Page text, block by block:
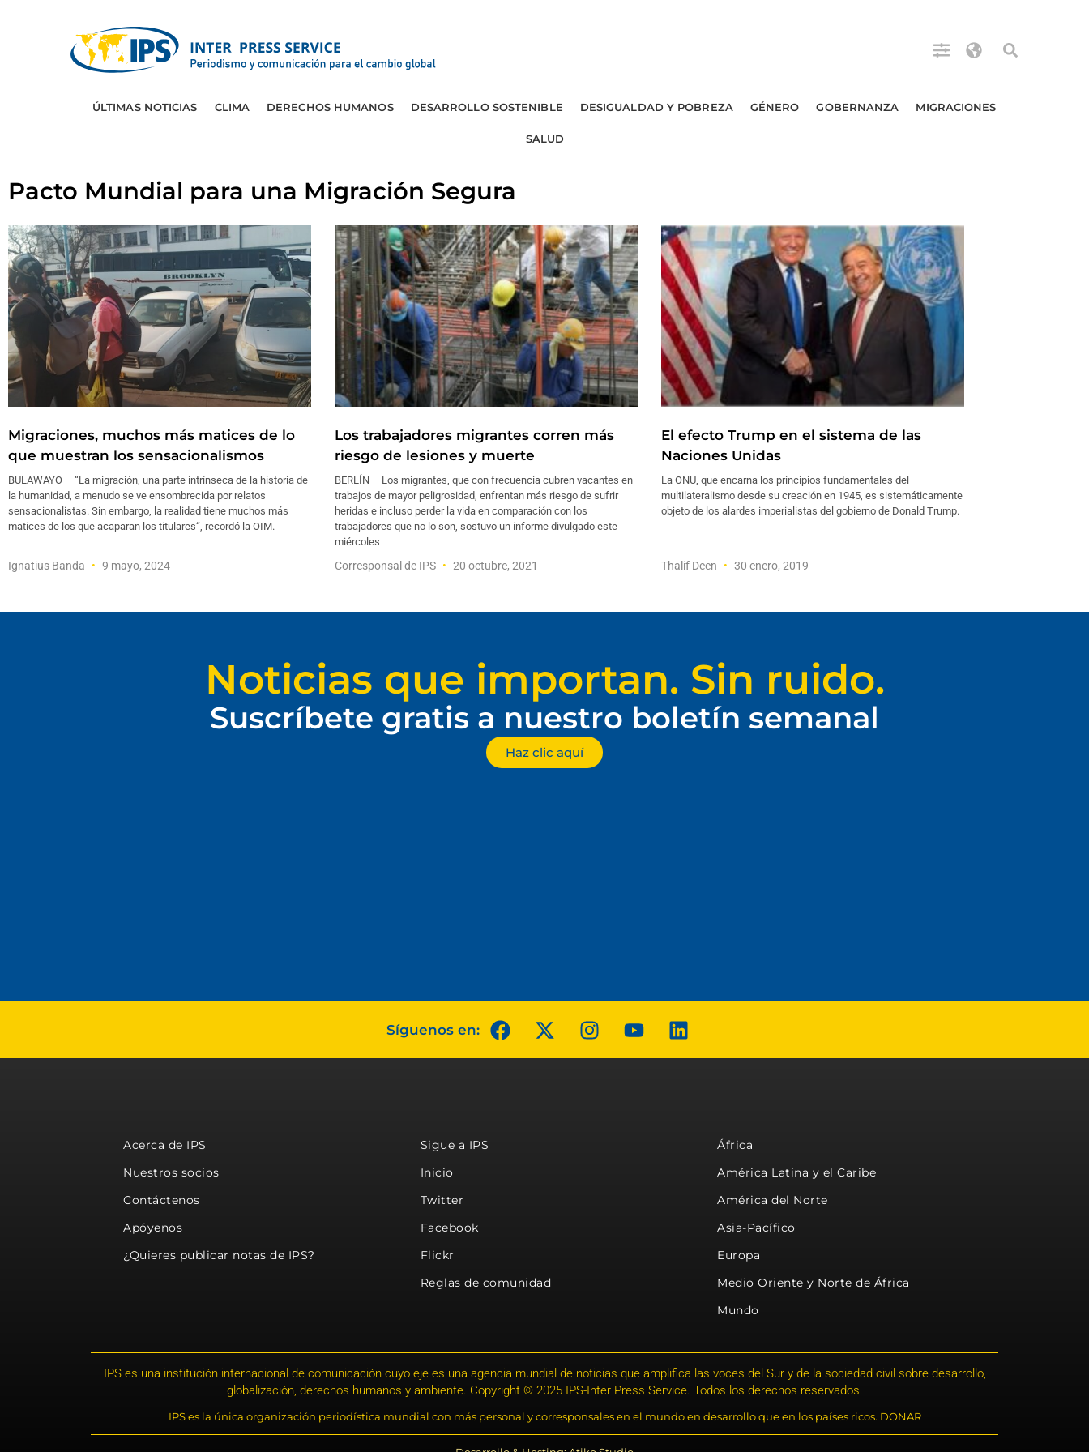
ÚLTIMAS NOTICIAS CLIMA DERECHOS HUMANOS DESARROLLO SOSTENIBLE DESIGUALDAD Y POBREZA GÉNERO GOBERNANZA MIGRACIONES
SALUD
Pacto Mundial para una Migración Segura
Migraciones, muchos más matices de lo
que muestran los sensacionalismos
BULAWAYO – “La migración, una parte intrínseca de la historia de
la humanidad, a menudo se ve ensombrecida por relatos
sensacionalistas. Sin embargo, la realidad tiene muchos más
matices de los que acaparan los titulares“, recordó la OIM.
Ignatius Banda 9 mayo, 2024
Los trabajadores migrantes corren más
riesgo de lesiones y muerte
BERLÍN – Los migrantes, que con frecuencia cubren vacantes en
trabajos de mayor peligrosidad, enfrentan más riesgo de sufrir
heridas e incluso perder la vida en comparación con los
trabajadores que no lo son, sostuvo un informe divulgado este
miércoles
Corresponsal de IPS 20 octubre, 2021
El efecto Trump en el sistema de las
Naciones Unidas
La ONU, que encarna los principios fundamentales del
multilateralismo desde su creación en 1945, es sistemáticamente
objeto de los alardes imperialistas del gobierno de Donald Trump.
Thalif Deen 30 enero, 2019
Noticias que importan. Sin ruido.
Suscríbete gratis a nuestro boletín semanal
Haz clic aquí
Síguenos en:
Acerca de IPS
Nuestros socios
Contáctenos
Apóyenos
¿Quieres publicar notas de IPS?
Sigue a IPS
Inicio
Twitter
Facebook
Flickr
Reglas de comunidad
África
América Latina y el Caribe
América del Norte
Asia-Pacífico
Europa
Medio Oriente y Norte de África
Mundo
IPS es una institución internacional de comunicación cuyo eje es una agencia mundial de noticias que amplifica las voces del Sur y de la sociedad civil sobre desarrollo,
globalización, derechos humanos y ambiente. Copyright © 2025 IPS-Inter Press Service. Todos los derechos reservados.
IPS es la única organización periodística mundial con más personal y corresponsales en el mundo en desarrollo que en los países ricos. DONAR